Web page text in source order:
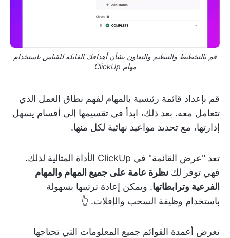
قم بالتخطيط والتنظيم والتعاون بشأن أهدافك القابلة للقياس باستخدام
مهام ClickUp
قم بإعداد قائمة رئيسية بالمهام لفهم نطاق العمل الذي
تتعامل معه. بعد ذلك، ابدأ في تقسيمها إلى أقسام يسهل
إدارتها، مع تحديد مواعيد نهائية لكل منها.
تعد "عرض القائمة" في ClickUp الأداة المثالية لذلك.
فهي توفر لك نظرة عامة على جميع المهام والمهام
الفرعية وترابطاتها. ويمكن إعادة ترتيبها بسهولة
باستخدام وظيفة السحب والإفلات. 👆
تعرض أعمدة القوائم جميع المعلومات التي تحتاجها